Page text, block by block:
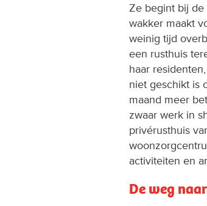
Ze begint bij de
wakker maakt
weinig tijd
een rusthuis
haar
niet geschikt is
maand meer
zwaar werk in
privérusthuis
activiteiten en
De weg